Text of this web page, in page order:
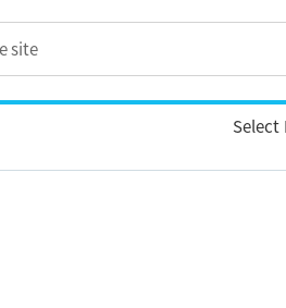
Select